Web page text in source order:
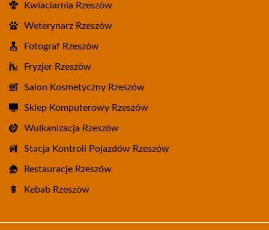
Kwiaciarnia Rzeszów
Weterynarz Rzeszów
Fotograf Rzeszów
Fryzjer Rzeszów
Salon Kosmetyczny Rzeszów
Sklep Komputerowy Rzeszów
Wulkanizacja Rzeszów
Stacja Kontroli Pojazdów Rzeszów
Restauracje Rzeszów
Kebab Rzeszów